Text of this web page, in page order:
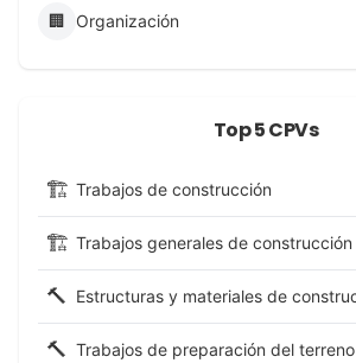
🏢 Organización
Top 5 CPVs
🏗️ Trabajos de construcción
🏗️
🔨
🔨 Trabajos de preparación del terreno